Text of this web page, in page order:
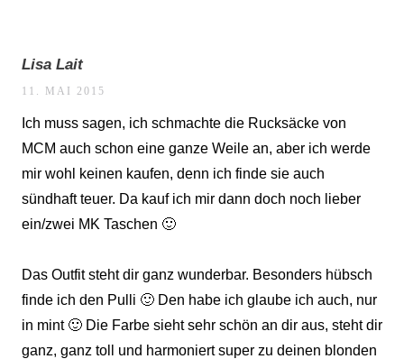
Lisa Lait
11. MAI 2015
Ich muss sagen, ich schmachte die Rucksäcke von
MCM auch schon eine ganze Weile an, aber ich werde
mir wohl keinen kaufen, denn ich finde sie auch
sündhaft teuer. Da kauf ich mir dann doch noch lieber
ein/zwei MK Taschen 🙂
Das Outfit steht dir ganz wunderbar. Besonders hübsch
finde ich den Pulli 🙂 Den habe ich glaube ich auch, nur
in mint 🙂 Die Farbe sieht sehr schön an dir aus, steht dir
ganz, ganz toll und harmoniert super zu deinen blonden